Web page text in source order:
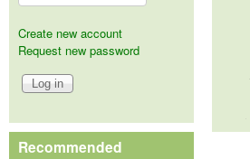
Create new account
Request new password
Recommended